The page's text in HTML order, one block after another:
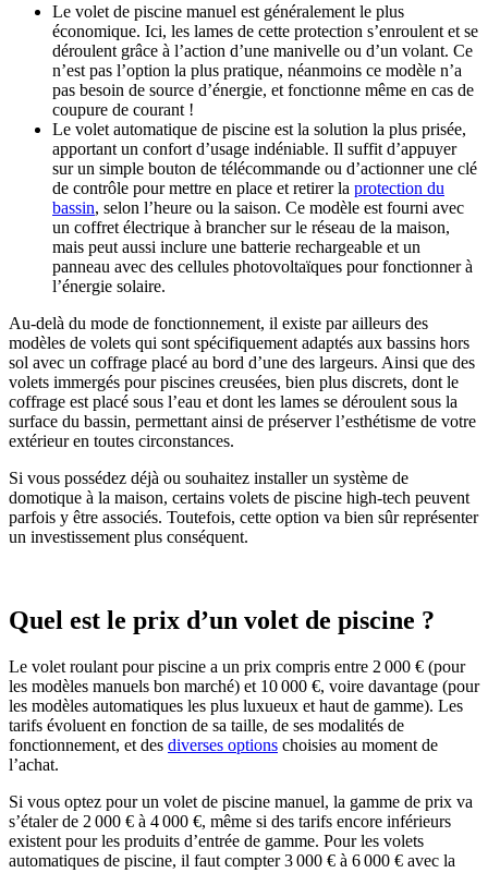
Le volet de piscine manuel est généralement le plus
économique. Ici, les lames de cette protection s’enroulent et se
déroulent grâce à l’action d’une manivelle ou d’un volant. Ce
n’est pas l’option la plus pratique, néanmoins ce modèle n’a
pas besoin de source d’énergie, et fonctionne même en cas de
coupure de courant !
Le volet automatique de piscine est la solution la plus prisée,
apportant un confort d’usage indéniable. Il suffit d’appuyer
sur un simple bouton de télécommande ou d’actionner une clé
de contrôle pour mettre en place et retirer la protection du
bassin, selon l’heure ou la saison. Ce modèle est fourni avec
un coffret électrique à brancher sur le réseau de la maison,
mais peut aussi inclure une batterie rechargeable et un
panneau avec des cellules photovoltaïques pour fonctionner à
l’énergie solaire.
Au-delà du mode de fonctionnement, il existe par ailleurs des
modèles de volets qui sont spécifiquement adaptés aux bassins hors
sol avec un coffrage placé au bord d’une des largeurs. Ainsi que des
volets immergés pour piscines creusées, bien plus discrets, dont le
coffrage est placé sous l’eau et dont les lames se déroulent sous la
surface du bassin, permettant ainsi de préserver l’esthétisme de votre
extérieur en toutes circonstances.
Si vous possédez déjà ou souhaitez installer un système de
domotique à la maison, certains volets de piscine high-tech peuvent
parfois y être associés. Toutefois, cette option va bien sûr représenter
un investissement plus conséquent.
Quel est le prix d’un volet de piscine ?
Le volet roulant pour piscine a un prix compris entre 2 000 € (pour
les modèles manuels bon marché) et 10 000 €, voire davantage (pour
les modèles automatiques les plus luxueux et haut de gamme). Les
tarifs évoluent en fonction de sa taille, de ses modalités de
fonctionnement, et des diverses options choisies au moment de
l’achat.
Si vous optez pour un volet de piscine manuel, la gamme de prix va
s’étaler de 2 000 € à 4 000 €, même si des tarifs encore inférieurs
existent pour les produits d’entrée de gamme. Pour les volets
automatiques de piscine, il faut compter 3 000 € à 6 000 € avec la